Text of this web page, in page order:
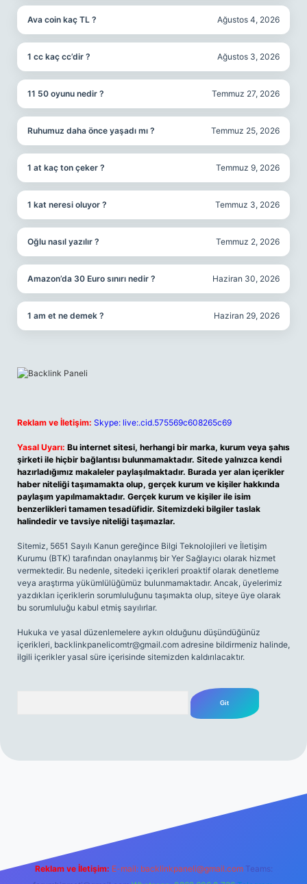
Ava coin kaç TL ? Ağustos 4, 2026
1 cc kaç cc’dir ? Ağustos 3, 2026
11 50 oyunu nedir ? Temmuz 27, 2026
Ruhumuz daha önce yaşadı mı ? Temmuz 25, 2026
1 at kaç ton çeker ? Temmuz 9, 2026
1 kat neresi oluyor ? Temmuz 3, 2026
Oğlu nasıl yazılır ? Temmuz 2, 2026
Amazon’da 30 Euro sınırı nedir ? Haziran 30, 2026
1 am et ne demek ? Haziran 29, 2026
Reklam ve İletişim: Skype: live:.cid.575569c608265c69
Yasal Uyarı: Bu internet sitesi, herhangi bir marka, kurum veya şahıs
şirketi ile hiçbir bağlantısı bulunmamaktadır. Sitede yalnızca kendi
hazırladığımız makaleler paylaşılmaktadır. Burada yer alan içerikler
haber niteliği taşımamakta olup, gerçek kurum ve kişiler hakkında
paylaşım yapılmamaktadır. Gerçek kurum ve kişiler ile isim
benzerlikleri tamamen tesadüfidir. Sitemizdeki bilgiler taslak
halindedir ve tavsiye niteliği taşımazlar.
Sitemiz, 5651 Sayılı Kanun gereğince Bilgi Teknolojileri ve İletişim
Kurumu (BTK) tarafından onaylanmış bir Yer Sağlayıcı olarak hizmet
vermektedir. Bu nedenle, sitedeki içerikleri proaktif olarak denetleme
veya araştırma yükümlülüğümüz bulunmamaktadır. Ancak, üyelerimiz
yazdıkları içeriklerin sorumluluğunu taşımakta olup, siteye üye olarak
bu sorumluluğu kabul etmiş sayılırlar.
Hukuka ve yasal düzenlemelere aykırı olduğunu düşündüğünüz
içerikleri, backlinkpanelicomtr@gmail.com adresine bildirmeniz halinde,
ilgili içerikler yasal süre içerisinde sitemizden kaldırılacaktır.
Reklam ve İletişim: E-mail: backlinkpaneli@gmail.com Teams: